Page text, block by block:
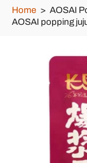
Home > AOSAI
AOSAI popping